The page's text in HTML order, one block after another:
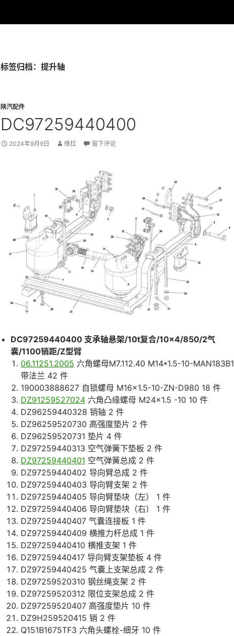
标签归档：提升轴
陕汽配件
DC97259440400
2024年9月9日 维拉 留下评论
DC97259440400 支承轴悬架/10t复合/10×4/850/2气
囊/1100销距/Z型臂
06.11251.2005 六角螺母M7.112.40 M14*1.5-10-MAN183B1
带法兰 42 件
190003888627 自锁螺母 M16×1.5-10-ZN-D980 18 件
DZ91259527024 六角凸缘螺母 M24×1.5 -10 10 件
DZ96259440328 销轴 2 件
DZ96259520730 高强度垫片 2 件
DZ96259520731 垫片 4 件
DZ97259440313 空气弹簧下垫板 2 件
DZ97259440401 空气弹簧总成 2 件
DZ97259440402 导向臂总成 2 件
DZ97259440403 导向臂支架 2 件
DZ97259440405 导向臂垫块（左） 1 件
DZ97259440406 导向臂垫块（右） 1 件
DZ97259440407 气囊连接板 1 件
DZ97259440409 横推力杆总成 1 件
DZ97259440410 横推支架 1 件
DZ97259440417 导向臂支架垫板 4 件
DZ97259440425 气囊上支架总成 2 件
DZ97259520310 钢丝绳支架 2 件
DZ97259520312 限位支架总成 2 件
DZ97259520407 高强度垫片 10 件
DZ9H259520415 销 2 件
Q151B1675TF3 六角头螺栓-细牙 10 件